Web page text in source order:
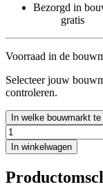
Bezorgd in
gratis
Voorraad in de
Selecteer jouw
controleren.
In welke bouwmarkt
In winkelwagen